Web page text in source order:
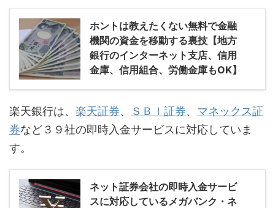
ホントは教えたくない無料で金融
機関の資金を移動する裏技【地方
銀行のインターネット支店、信用
金庫、信用組合、労働金庫もOK】
楽天銀行は、 楽天証券、 ＳＢＩ証券、 マネックス証
券など３９社の即時入金サービスに対応していま
す。
ネット証券会社の即時入金サービ
スに対応しているメガバンク・ネ